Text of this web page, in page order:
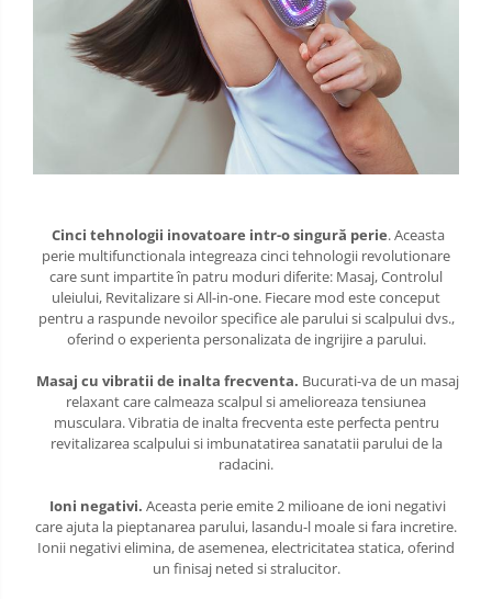
Cinci tehnologii inovatoare intr-o singură perie. Aceasta
perie multifunctionala integreaza cinci tehnologii revolutionare
care sunt impartite în patru moduri diferite: Masaj, Controlul
uleiului, Revitalizare si All-in-one. Fiecare mod este conceput
pentru a raspunde nevoilor specifice ale parului si scalpului dvs.,
oferind o experienta personalizata de ingrijire a parului.
Masaj cu vibratii de inalta frecventa. Bucurati-va de un masaj
relaxant care calmeaza scalpul si amelioreaza tensiunea
musculara. Vibratia de inalta frecventa este perfecta pentru
revitalizarea scalpului si imbunatatirea sanatatii parului de la
radacini.
Ioni negativi. Aceasta perie emite 2 milioane de ioni negativi
care ajuta la pieptanarea parului, lasandu-l moale si fara incretire.
Ionii negativi elimina, de asemenea, electricitatea statica, oferind
un finisaj neted si stralucitor.